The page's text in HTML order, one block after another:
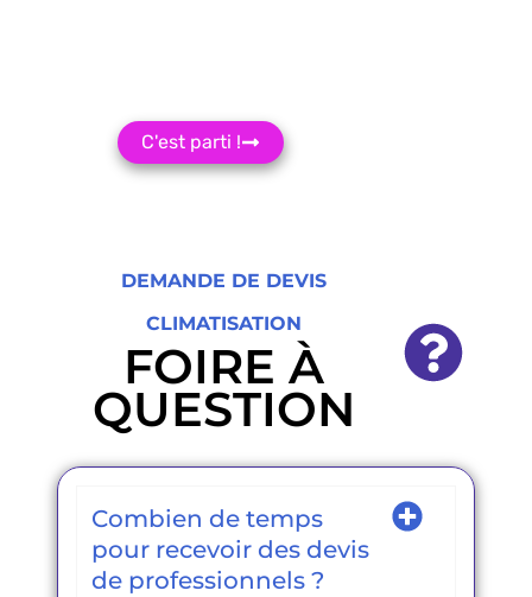
C'est parti !
DEMANDE DE DEVIS
CLIMATISATION
FOIRE À
QUESTION
Combien de temps
pour recevoir des devis
de professionnels ?